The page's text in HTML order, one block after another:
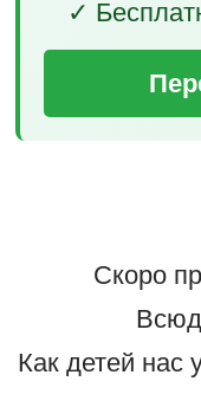
✓
Скоро
Как детей нас